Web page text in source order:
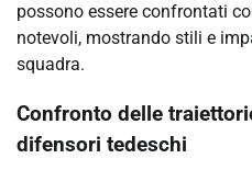
possono essere confrontati
notevoli, mostrando stili e
squadra.
Confronto delle
difensori tedeschi